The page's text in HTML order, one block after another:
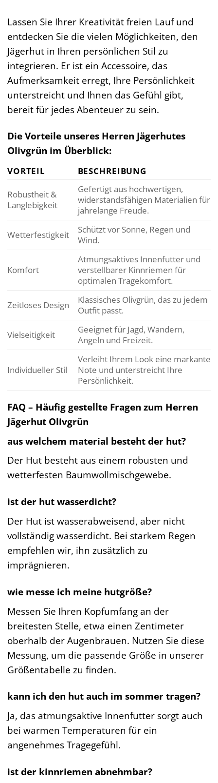
Lassen Sie Ihrer Kreativität freien Lauf und
entdecken Sie die vielen Möglichkeiten, den
Jägerhut in Ihren persönlichen Stil zu
integrieren. Er ist ein Accessoire, das
Aufmerksamkeit erregt, Ihre Persönlichkeit
unterstreicht und Ihnen das Gefühl gibt,
bereit für jedes Abenteuer zu sein.
Die Vorteile unseres Herren Jägerhutes
Olivgrün im Überblick:
VORTEIL BESCHREIBUNG
Robustheit &
Langlebigkeit
Gefertigt aus hochwertigen,
widerstandsfähigen Materialien für
jahrelange Freude.
Wetterfestigkeit
Schützt vor Sonne, Regen und
Wind.
Komfort
Atmungsaktives Innenfutter und
verstellbarer Kinnriemen für
optimalen Tragekomfort.
Zeitloses Design
Klassisches Olivgrün, das zu jedem
Outfit passt.
Vielseitigkeit
Geeignet für Jagd, Wandern,
Angeln und Freizeit.
Individueller Stil
Verleiht Ihrem Look eine markante
Note und unterstreicht Ihre
Persönlichkeit.
FAQ – Häufig gestellte Fragen zum Herren
Jägerhut Olivgrün
aus welchem material besteht der hut?
Der Hut besteht aus einem robusten und
wetterfesten Baumwollmischgewebe.
ist der hut wasserdicht?
Der Hut ist wasserabweisend, aber nicht
vollständig wasserdicht. Bei starkem Regen
empfehlen wir, ihn zusätzlich zu
imprägnieren.
wie messe ich meine hutgröße?
Messen Sie Ihren Kopfumfang an der
breitesten Stelle, etwa einen Zentimeter
oberhalb der Augenbrauen. Nutzen Sie diese
Messung, um die passende Größe in unserer
Größentabelle zu finden.
kann ich den hut auch im sommer tragen?
Ja, das atmungsaktive Innenfutter sorgt auch
bei warmen Temperaturen für ein
angenehmes Tragegefühl.
ist der kinnriemen abnehmbar?